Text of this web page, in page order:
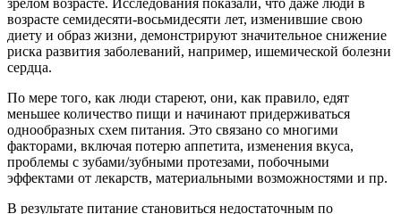
возрасте семидесяти-восьмидесяти лет, изменившие свою
диету и образ жизни, демонстрируют значительное снижение
риска развития заболеваний, например, ишемической болезни
сердца.
По мере того, как люди стареют, они, как правило, едят
меньшее количество пищи и начинают придерживаться
однообразных схем питания. Это связано со многими
факторами, включая потерю аппетита, изменения вкуса,
проблемы с зубами/зубными протезами, побочными
эффектами от лекарств, материальными возможностями и пр.
В результате питание становиться недостаточным по